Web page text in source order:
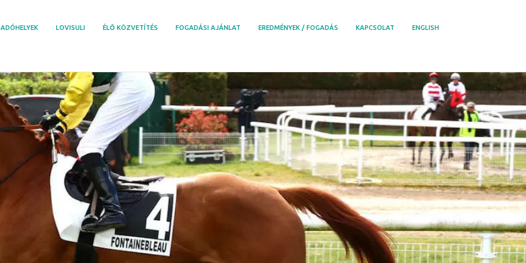
LOVISULI ÉLŐ KÖZVETÍTÉS FOGADÁSI AJÁNLAT EREDMÉNYEK / FOGADÁS KAPCSOLAT ENGLISH